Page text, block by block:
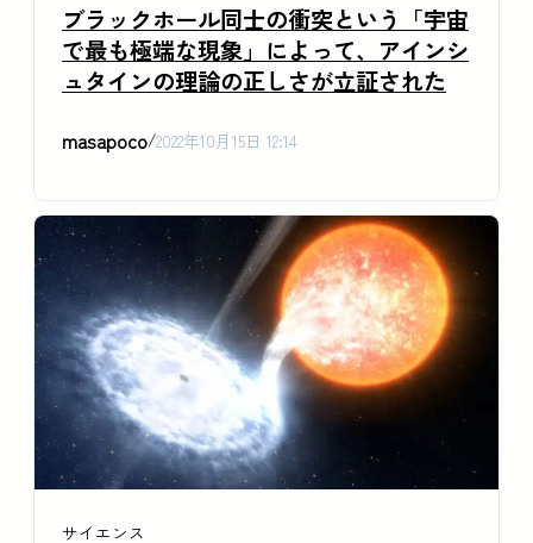
ブラックホール同士の衝突という「宇宙
で最も極端な現象」によって、アインシ
ュタインの理論の正しさが立証された
masapoco/2022年10月15日 12:14
サイエンス